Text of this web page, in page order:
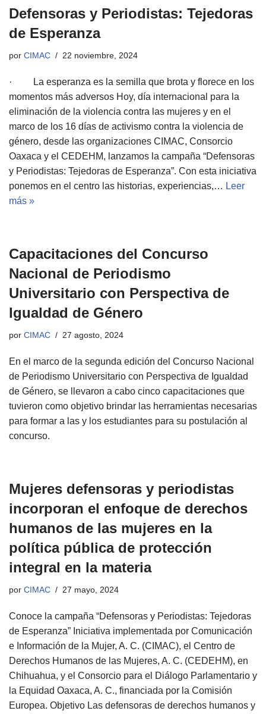
Defensoras y Periodistas: Tejedoras
de Esperanza
por CIMAC 22 noviembre, 2024
· La esperanza es la semilla que brota y florece en los
momentos más adversos Hoy, día internacional para la
eliminación de la violencia contra las mujeres y en el
marco de los 16 días de activismo contra la violencia de
género, desde las organizaciones CIMAC, Consorcio
Oaxaca y el CEDEHM, lanzamos la campaña “Defensoras
y Periodistas: Tejedoras de Esperanza”. Con esta iniciativa
ponemos en el centro las historias, experiencias,… Leer
más »
Capacitaciones del Concurso
Nacional de Periodismo
Universitario con Perspectiva de
Igualdad de Género
por CIMAC 27 agosto, 2024
En el marco de la segunda edición del Concurso Nacional
de Periodismo Universitario con Perspectiva de Igualdad
de Género, se llevaron a cabo cinco capacitaciones que
tuvieron como objetivo brindar las herramientas necesarias
para formar a las y los estudiantes para su postulación al
concurso.
Mujeres defensoras y periodistas
incorporan el enfoque de derechos
humanos de las mujeres en la
política pública de protección
integral en la materia
por CIMAC 27 mayo, 2024
Conoce la campaña “Defensoras y Periodistas: Tejedoras
de Esperanza” Iniciativa implementada por Comunicación
e Información de la Mujer, A. C. (CIMAC), el Centro de
Derechos Humanos de las Mujeres, A. C. (CEDEHM), en
Chihuahua, y el Consorcio para el Diálogo Parlamentario y
la Equidad Oaxaca, A. C., financiada por la Comisión
Europea. Objetivo Las defensoras de derechos humanos y